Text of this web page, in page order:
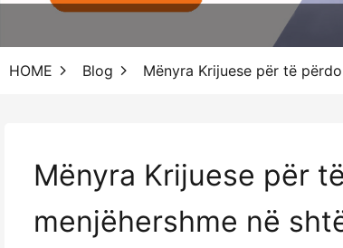
HOME Blog Mënyra Krijuese për të
Mënyra Krijuese për
menjëhershme në